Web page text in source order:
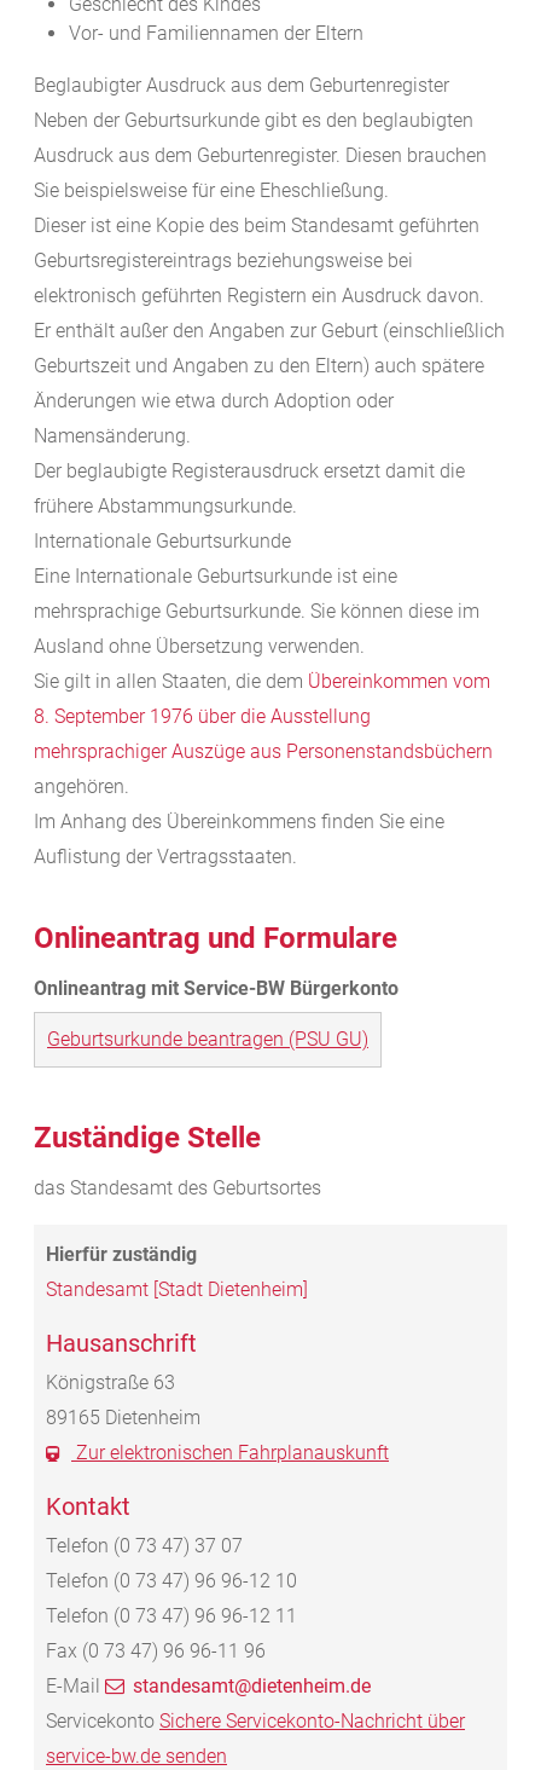
Geschlecht des Kindes
Vor- und Familiennamen der Eltern
Beglaubigter Ausdruck aus dem Geburtenregister
Neben der Geburtsurkunde gibt es den beglaubigten
Ausdruck aus dem Geburtenregister. Diesen brauchen
Sie beispielsweise für eine Eheschließung.
Dieser ist eine Kopie des beim Standesamt geführten
Geburtsregistereintrags beziehungsweise bei
elektronisch geführten Registern ein Ausdruck davon.
Er enthält außer den Angaben zur Geburt (einschließlich
Geburtszeit und Angaben zu den Eltern) auch spätere
Änderungen wie etwa durch Adoption oder
Namensänderung.
Der beglaubigte Registerausdruck ersetzt damit die
frühere Abstammungsurkunde.
Internationale Geburtsurkunde
Eine Internationale Geburtsurkunde ist eine
mehrsprachige Geburtsurkunde. Sie können diese im
Ausland ohne Übersetzung verwenden.
Sie gilt in allen Staaten, die dem Übereinkommen vom
8. September 1976 über die Ausstellung
mehrsprachiger Auszüge aus Personenstandsbüchern
angehören.
Im Anhang des Übereinkommens finden Sie eine
Auflistung der Vertragsstaaten.
Onlineantrag und Formulare
Geburtsurkunde beantragen (PSU GU)
Zuständige Stelle
das Standesamt des Geburtsortes
Standesamt [Stadt Dietenheim]
Hausanschrift
Königstraße 63
89165 Dietenheim
Zur elektronischen Fahrplanauskunft
Kontakt
Telefon (0 73 47) 37 07
Telefon (0 73 47) 96 96-12 10
Telefon (0 73 47) 96 96-12 11
Fax (0 73 47) 96 96-11 96
E-Mail
standesamt@dietenheim.de
Servicekonto Sichere Servicekonto-Nachricht über
service-bw.de senden